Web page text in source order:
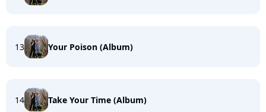
13 Your Poison (Album)
14 Take Your Time (Album)